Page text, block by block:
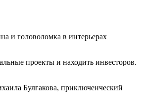
и головоломка в интерьерах
проекты и находить инвесторов.
Булгакова, приключенческий